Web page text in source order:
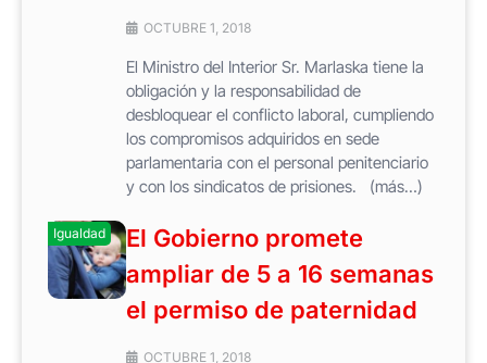
OCTUBRE 1, 2018
El Ministro del Interior Sr. Marlaska tiene la
obligación y la responsabilidad de
desbloquear el conflicto laboral, cumpliendo
los compromisos adquiridos en sede
parlamentaria con el personal penitenciario
y con los sindicatos de prisiones. (más…)
Igualdad
El Gobierno promete
ampliar de 5 a 16 semanas
el permiso de paternidad
OCTUBRE 1, 2018